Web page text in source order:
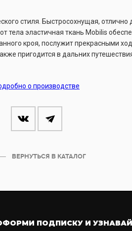
стиля. Быстросохнущая,
эластичная ткань Mobilis
кроя, послужит прекрасными
пригодится в дальних
о производстве
ВЕРНУТЬСЯ В КАТАЛОГ
ПОДПИСКУ И